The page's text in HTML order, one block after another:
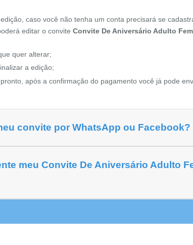
caso você não tenha um conta precisará se
editar o convite Convite De Aniversário Adulto
quer alterar;
a edição;
após a confirmação do pagamento você já pode
convite por WhatsApp ou Facebook?
meu Convite De Aniversário Adulto